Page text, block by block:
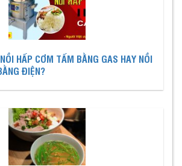
HẤP CƠM TẤM BẰNG GAS HAY NỒI
ĐIỆN?